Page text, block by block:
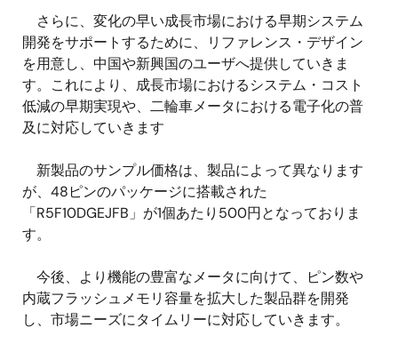
さらに、変化の早い成長市場における早期システム
開発をサポートするために、リファレンス・デザイン
を用意し、中国や新興国のユーザへ提供していきま
す。これにより、成長市場におけるシステム・コスト
低減の早期実現や、二輪車メータにおける電子化の普
及に対応していきます
新製品のサンプル価格は、製品によって異なります
が、48ピンのパッケージに搭載された
「R5F10DGEJFB」が1個あたり500円となっておりま
す。
今後、より機能の豊富なメータに向けて、ピン数や
内蔵フラッシュメモリ容量を拡大した製品群を開発
し、市場ニーズにタイムリーに対応していきます。